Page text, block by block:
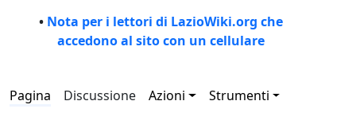
• Nota per i lettori di LazioWiki.org che
accedono al sito con un cellulare
Pagina Discussione Azioni Strumenti